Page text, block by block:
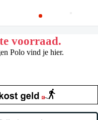
voorraad.
Polo vind je hier.